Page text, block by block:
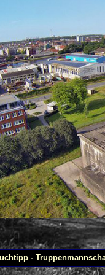
-